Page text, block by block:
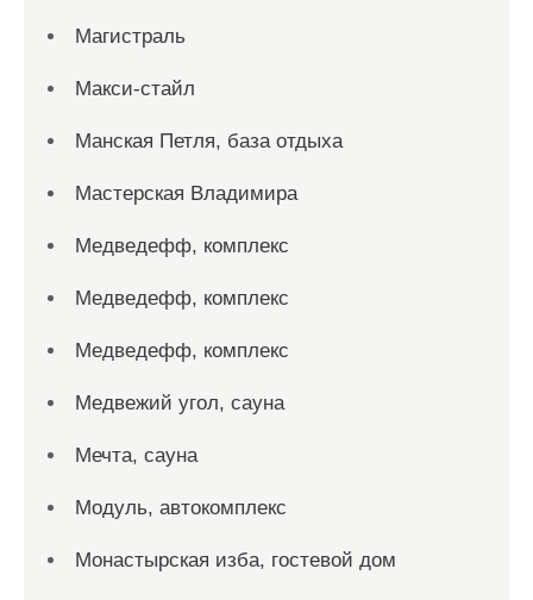
Магистраль
Макси-стайл
Манская Петля, база отдыха
Мастерская Владимира
Медведефф, комплекс
Медведефф, комплекс
Медведефф, комплекс
Медвежий угол, сауна
Мечта, сауна
Модуль, автокомплекс
Монастырская изба, гостевой дом